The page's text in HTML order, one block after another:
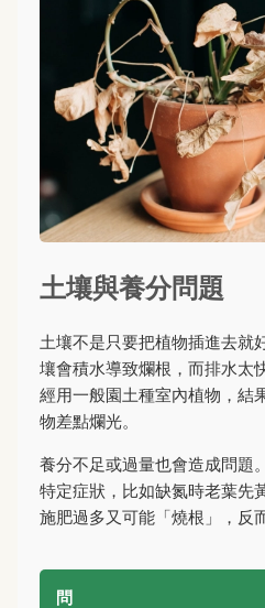
土壤與養分問題
土壤不是只要把植物插進去就
壤會積水導致爛根，而排水太
經用一般園土種室內植物，結
物差點爛光。
養分不足或過量也會造成問題
特定症狀，比如缺氮時老葉先
施肥過多又可能「燒根」，反
問